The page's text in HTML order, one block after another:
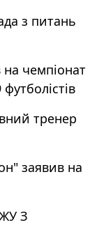
з питань
на чемпіонат
тренер
заявив на
З